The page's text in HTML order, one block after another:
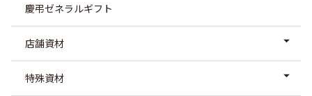
慶弔ゼネラルギフト
店舗資材
特殊資材